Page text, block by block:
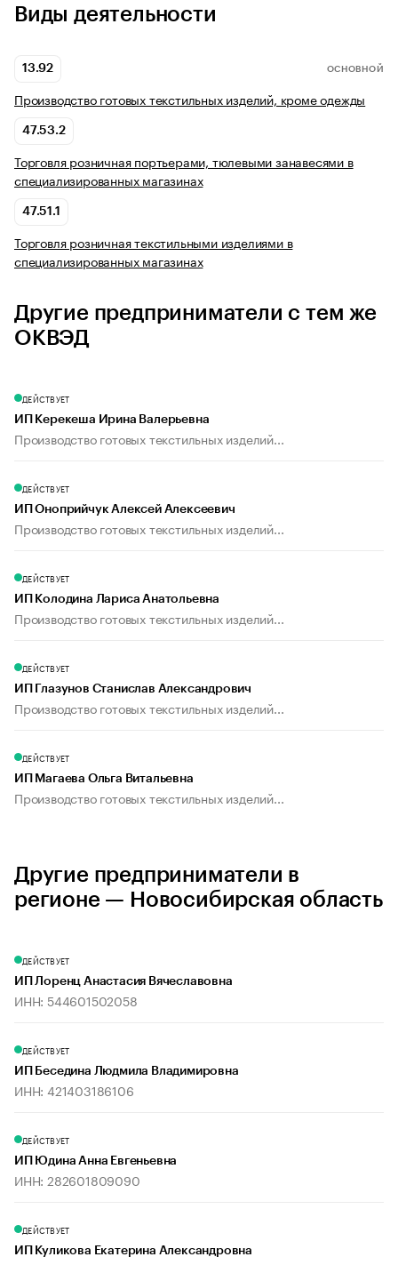
Виды деятельности
13.92 ОСНОВНОЙ
Производство готовых текстильных изделий, кроме одежды
47.53.2
Торговля розничная портьерами, тюлевыми занавесями в
специализированных магазинах
47.51.1
Торговля розничная текстильными изделиями в
специализированных магазинах
Другие предприниматели с тем же
ОКВЭД
ДЕЙСТВУЕТ
ИП Керекеша Ирина Валерьевна
Производство готовых текстильных изделий...
ДЕЙСТВУЕТ
ИП Оноприйчук Алексей Алексеевич
Производство готовых текстильных изделий...
ДЕЙСТВУЕТ
ИП Колодина Лариса Анатольевна
Производство готовых текстильных изделий...
ДЕЙСТВУЕТ
ИП Глазунов Станислав Александрович
Производство готовых текстильных изделий...
ДЕЙСТВУЕТ
ИП Магаева Ольга Витальевна
Производство готовых текстильных изделий...
Другие предприниматели в
регионе — Новосибирская область
ДЕЙСТВУЕТ
ИП Лоренц Анастасия Вячеславовна
ИНН: 544601502058
ДЕЙСТВУЕТ
ИП Беседина Людмила Владимировна
ИНН: 421403186106
ДЕЙСТВУЕТ
ИП Юдина Анна Евгеньевна
ИНН: 282601809090
ДЕЙСТВУЕТ
ИП Куликова Екатерина Александровна